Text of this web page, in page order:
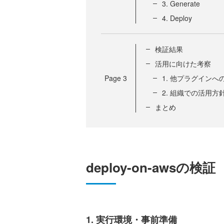
3. Generate
4. Deploy
Page 3
検証結果
活用に向けた考察
1. 他プラグインへ
2. 組織での活用方
まとめ
deploy-on-awsの検証
1. 実行環境・事前準備